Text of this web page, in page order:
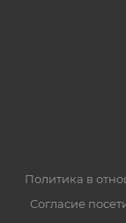
Политика в
Согласие